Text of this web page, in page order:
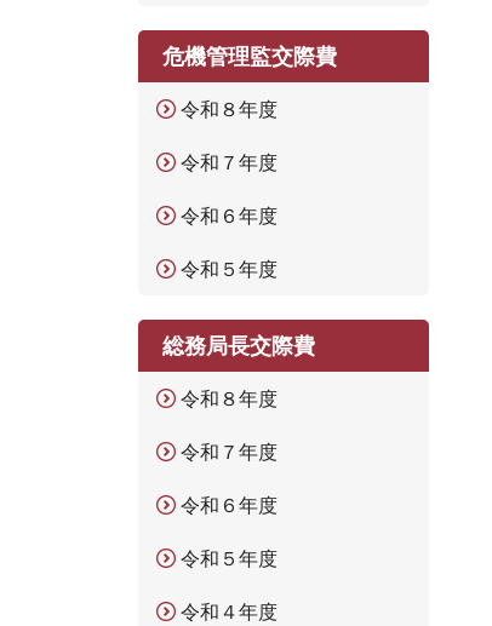
危機管理監交際費
令和８年度
令和７年度
令和６年度
令和５年度
総務局長交際費
令和８年度
令和７年度
令和６年度
令和５年度
令和４年度